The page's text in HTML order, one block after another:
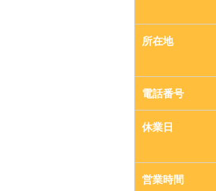
所在地
電話番号
休業日
営業時間